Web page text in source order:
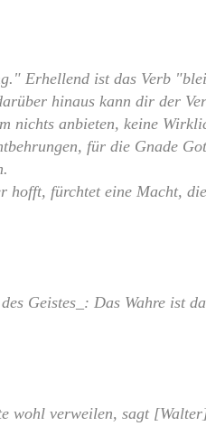
Erhellend ist das Verb
hinaus kann dir der
nichts anbieten, keine
für die Gnade
hofft, fürchtet eine Macht,
Geistes_: Das Wahre ist
wohl verweilen, sagt